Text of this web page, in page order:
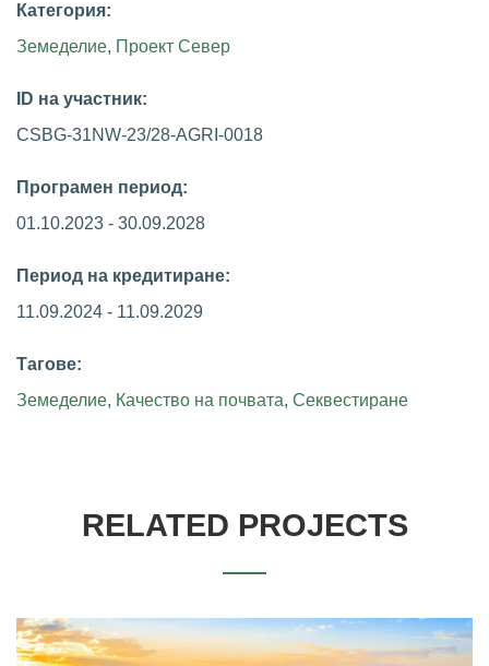
Категория:
Земеделие, Проект Север
ID на участник:
CSBG-31NW-23/28-AGRI-0018
Програмен период:
01.10.2023 - 30.09.2028
Период на кредитиране:
11.09.2024 - 11.09.2029
Тагове:
Земеделие, Качество на почвата, Секвестиране
RELATED PROJECTS